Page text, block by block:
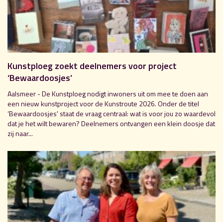
Kunstploeg zoekt deelnemers voor project
‘Bewaardoosjes’
Aalsmeer - De Kunstploeg nodigt inwoners uit om mee te doen aan
een nieuw kunstproject voor de Kunstroute 2026. Onder de titel
‘Bewaardoosjes' staat de vraag centraal: wat is voor jou zo waardevol
dat je het wilt bewaren? Deelnemers ontvangen een klein doosje dat
zij naar...